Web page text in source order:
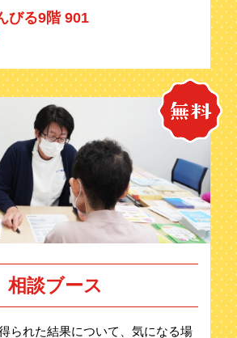
びる9階 901
相談ブース
られた結果について、気になる場